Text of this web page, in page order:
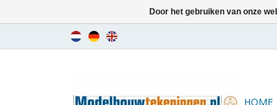
HOME
Door het gebruiken van onze